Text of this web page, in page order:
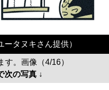
ータヌキさん提供）
す。画像（4/16）
次の写真 ↓